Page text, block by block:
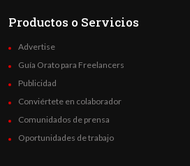
Productos o Servicios
Advertise
Guía Orato para Freelancers
Publicidad
Conviértete en colaborador
Comunidados de prensa
Oportunidades de trabajo